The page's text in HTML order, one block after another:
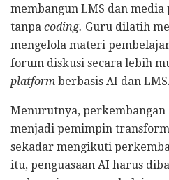
membangun LMS dan
tanpa coding. Guru dilatih
mengelola materi
forum diskusi secara lebih
platform berbasis AI dan LMS.
Menurutnya,
menjadi pemimpin
sekadar mengikuti
itu, penguasaan AI harus